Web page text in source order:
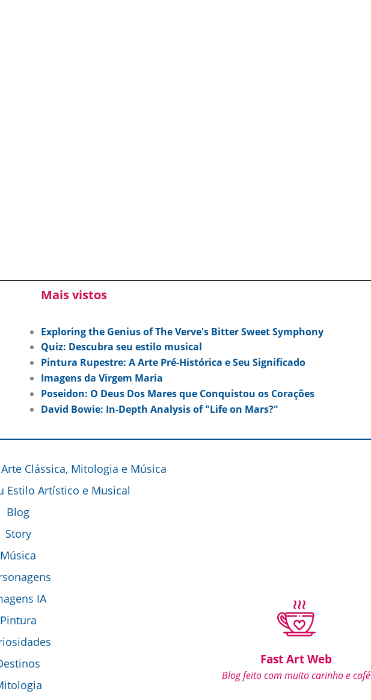
Mais vistos
Exploring the Genius of The Verve's Bitter Sweet Symphony
Quiz: Descubra seu estilo musical
Pintura Rupestre: A Arte Pré-Histórica e Seu Significado
Imagens da Virgem Maria
Poseidon: O Deus Dos Mares que Conquistou os Corações
David Bowie: In-Depth Analysis of "Life on Mars?"
Clássica, Mitologia e Música
Estilo Artístico e Musical
Blog
Story
Música
IA
Pintura
Fast Art Web
Blog feito com muito carinho e café